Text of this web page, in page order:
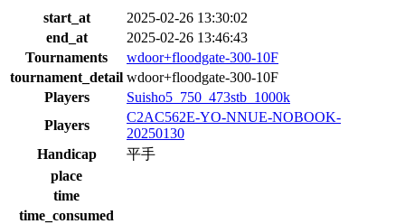
start_at
2025-02-26 13:30:02
end_at
2025-02-26 13:46:43
Tournaments
wdoor+floodgate-300-10F
tournament_detail wdoor+floodgate-300-10F
Players
Suisho5_750_473stb_1000k
Players
C2AC562E-YO-NNUE-NOBOOK-
20250130
Handicap
平手
place
time
time_consumed